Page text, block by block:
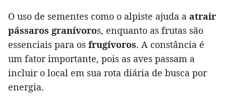
O uso de sementes como o alpiste ajuda a atrair
pássaros granívoros, enquanto as frutas são
essenciais para os frugívoros. A constância é
um fator importante, pois as aves passam a
incluir o local em sua rota diária de busca por
energia.